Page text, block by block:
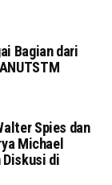
Bagian dari
Spies dan
Michael
Diskusi di